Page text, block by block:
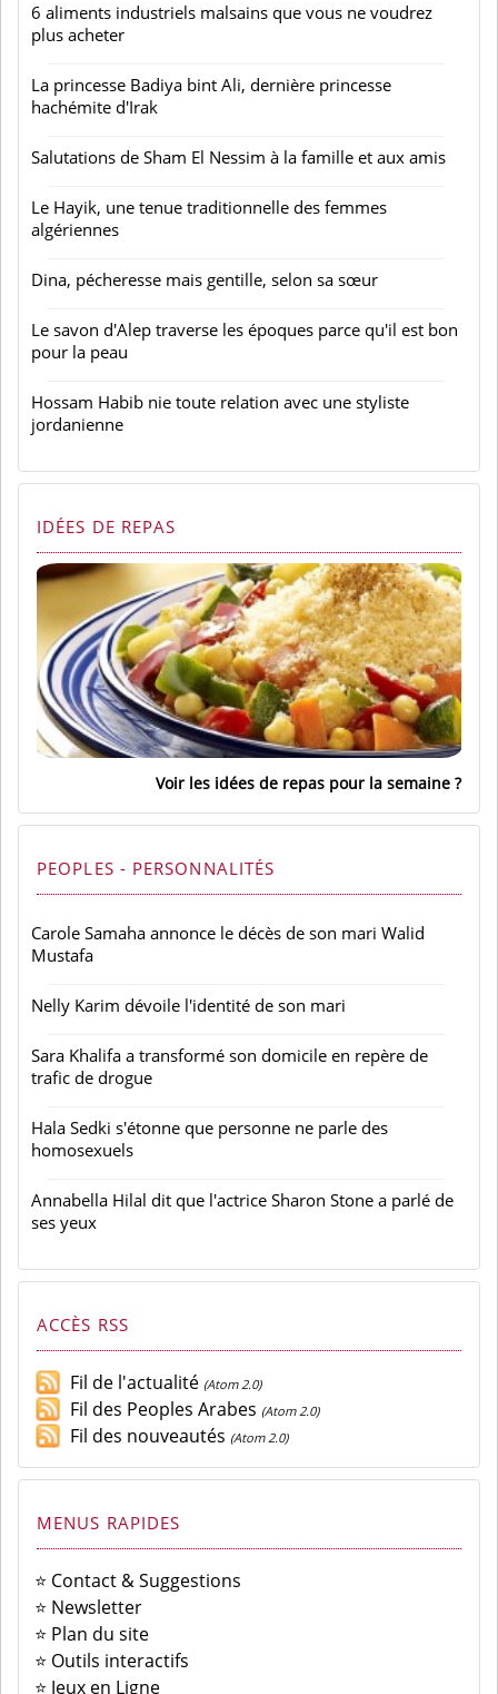
6 aliments industriels malsains que vous ne voudrez
plus acheter
La princesse Badiya bint Ali, dernière princesse
hachémite d'Irak
Salutations de Sham El Nessim à la famille et aux amis
Le Hayik, une tenue traditionnelle des femmes
algériennes
Dina, pécheresse mais gentille, selon sa sœur
Le savon d'Alep traverse les époques parce qu'il est bon
pour la peau
Hossam Habib nie toute relation avec une styliste
jordanienne
IDÉES DE REPAS
Voir les idées de repas pour la semaine
PEOPLES - PERSONNALITÉS
Carole Samaha annonce le décès de son mari Walid
Mustafa
Nelly Karim dévoile l'identité de son mari
Sara Khalifa a transformé son domicile en repère de
trafic de drogue
Hala Sedki s'étonne que personne ne parle des
homosexuels
Annabella Hilal dit que l'actrice Sharon Stone a parlé de
ses yeux
ACCÈS RSS
Fil de l'actualité (Atom 2.0)
Fil des Peoples Arabes (Atom 2.0)
Fil des nouveautés (Atom 2.0)
MENUS RAPIDES
⭐ Contact & Suggestions
⭐ Newsletter
⭐ Plan du site
⭐ Outils interactifs
⭐ Jeux en Ligne